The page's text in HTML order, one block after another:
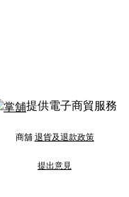
提供電子商貿服務
商舖 退貨及退款政策
提出意見